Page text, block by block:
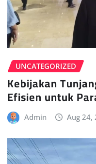
UNCATEGORIZED
Kebijakan
Efisien untuk
Admin Aug 24,